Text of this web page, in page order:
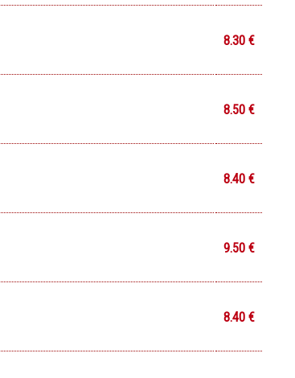
8.30 €
8.50 €
8.40 €
9.50 €
8.40 €